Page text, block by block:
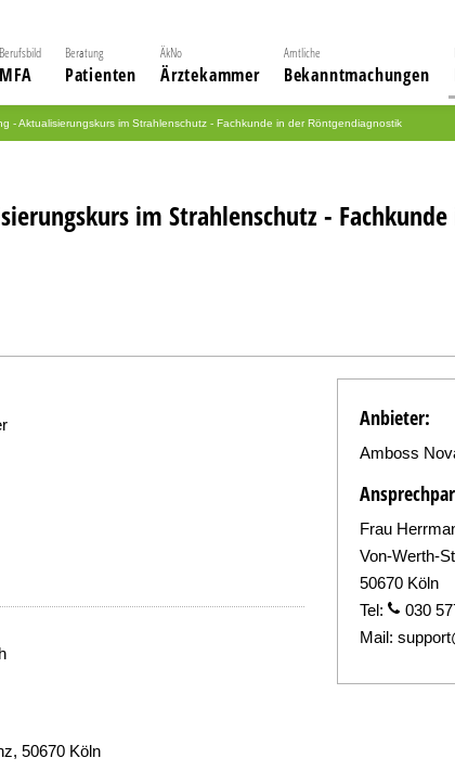
Berufsbild
MFA
Beratung
Patienten
ÄkNo
Ärztekammer
Amtliche
Bekanntmachungen
- Aktualisierungskurs im Strahlenschutz - Fachkunde in der Röntgendiagnostik
im Strahlenschutz -
50670 Köln
Anbieter:
Amboss
Frau
Von-Werth-
50670 Köln
Tel:
030
Mail: